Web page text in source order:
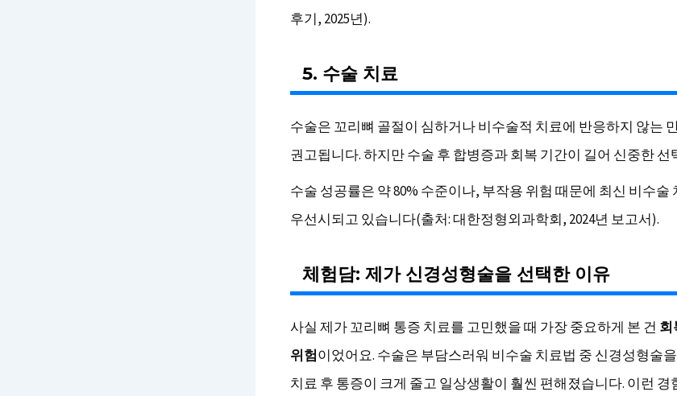
후기, 2025년).
5. 수술 치료
수술은 꼬리뼈 골절이 심하거나 비수술적 치료에 반응하지 않는
권고됩니다. 하지만 수술 후 합병증과 회복 기간이 길어 신중한 선
수술 성공률은 약 80% 수준이나, 부작용 위험 때문에 최신 비수술
우선시되고 있습니다(출처: 대한정형외과학회, 2024년 보고서).
체험담: 제가 신경성형술을 선택한 이유
사실 제가 꼬리뼈 통증 치료를 고민했을 때 가장 중요하게 본 건 회
위험이었어요. 수술은 부담스러워 비수술 치료법 중 신경성형술
치료 후 통증이 크게 줄고 일상생활이 훨씬 편해졌습니다. 이런 경